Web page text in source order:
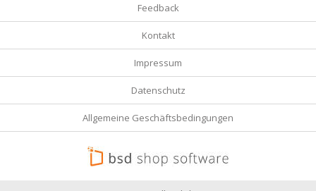
Feedback
Kontakt
Impressum
Datenschutz
Allgemeine Geschäftsbedingungen